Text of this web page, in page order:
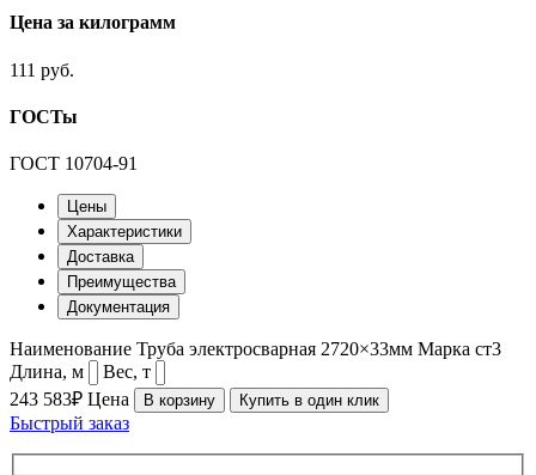
Цена за килограмм
111 руб.
ГОСТы
ГОСТ 10704-91
Цены
Характеристики
Доставка
Преимущества
Документация
Наименование Труба электросварная 2720×33мм Марка ст3
Длина, м
Вес, т
243 583₽ Цена В корзину Купить в один клик
Быстрый заказ